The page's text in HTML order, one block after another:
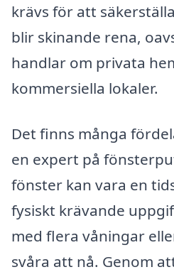
krävs för att
blir skinande rena,
handlar om privata
kommersiella lokaler.
Det finns många
en expert på
fönster kan vara en
fysiskt krävande
med flera våningar
svåra att nå. Genom